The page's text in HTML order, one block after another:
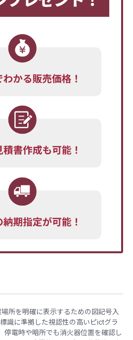
所を明確に表示するための図記号入
識に準拠した視認性の高いピictグラ
停電時や暗所でも消火器位置を確認し